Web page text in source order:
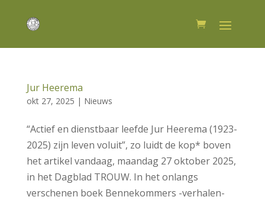
Jur Heerema
okt 27, 2025 | Nieuws
“Actief en dienstbaar leefde Jur Heerema (1923-
2025) zijn leven voluit”, zo luidt de kop* boven
het artikel vandaag, maandag 27 oktober 2025,
in het Dagblad TROUW. In het onlangs
verschenen boek Bennekommers -verhalen-